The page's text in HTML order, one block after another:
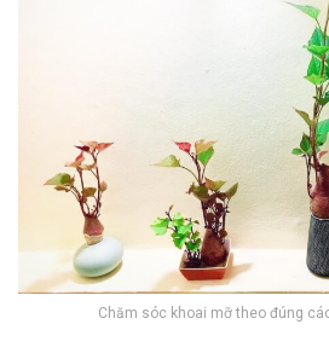
Chăm sóc khoai mỡ theo đúng